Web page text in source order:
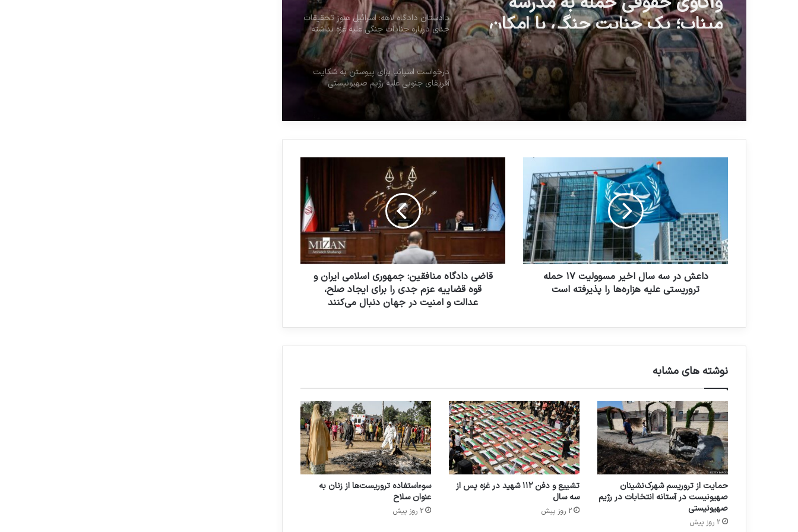
میناب؛ یک جنایت جنگی با امکان
تعقیب‌
دادستان دادگاه لاهه: اسرائیل هنوز تحقیقات
جدی درباره جنایات جنگی علیه غزه نداشته
است
درخواست اسپانیا برای پیوستن به شکایت
آفریقای جنوبی علیه رژیم صهیونیستی
متهم به جرایم جنگی جلوگیری کند
ایالات متحده امریکا، بزرگترین مانع برقراری
عدالت در جهان
خشم نتانیاهو از درخواست دیوان کیفری بین
المللی برای بازداشت مقامات اسرائیلی
واکاوی حقوقی حمله به مدرسه میناب؛ یک
جنایت جنگی با امکان تعقیب‌
آفریقای جنوبی علیه رژیم صهیونیستی
داعش در سه سال اخیر مسوولیت ۱۷ حمله
تروریستی علیه هزاره‌ها را پذیرفته است
قاضی دادگاه منافقین: جمهوری اسلامی ایران و
قوه قضاییه عزم جدی را برای ایجاد صلح،
عدالت و امنیت در جهان دنبال می‌کنند
نوشته های مشابه
حمایت از تروریسم شهرک‌نشینان
صهیونیست در آستانه انتخابات در رژیم
صهیونیستی
2 روز پیش
تشییع و دفن ۱۱۲ شهید در غزه پس از
سه سال
2 روز پیش
سوءاستفاده تروریست‌ها از زنان به
عنوان سلاح
2 روز پیش